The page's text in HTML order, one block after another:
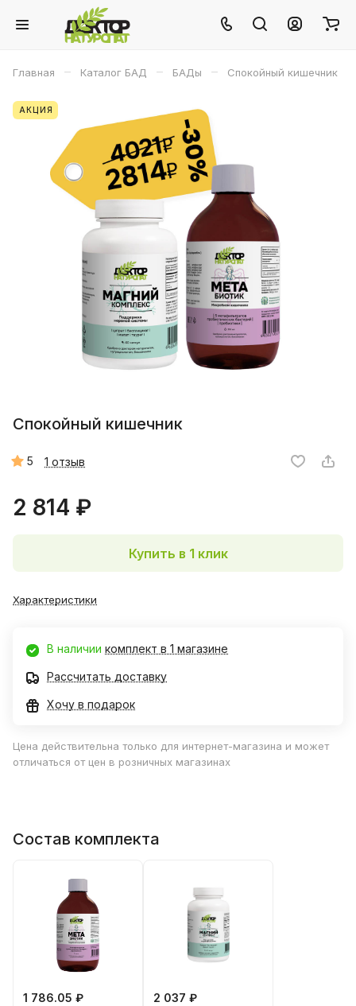
Главная – Каталог БАД – БАДы – Спокойный кишечник
АКЦИЯ
Спокойный кишечник
5 1 отзыв
2 814 ₽
Купить в 1 клик
Характеристики
В наличии комплект в 1 магазине
Рассчитать доставку
Хочу в подарок
Цена действительна только для интернет-магазина и может
отличаться от цен в розничных магазинах
Состав комплекта
1 786.05 ₽
2 037 ₽